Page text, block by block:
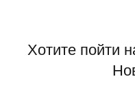
Хотите пойти